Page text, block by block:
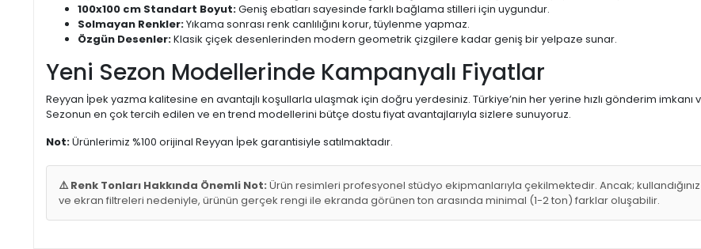
100x100 cm Standart Boyut:Geniş ebatları sayesinde farklı bağlama stilleri için uygundur.
Solmayan Renkler:Yıkama sonrası renk canlılığını korur, tüylenme yapmaz.
Özgün Desenler:Klasik çiçek desenlerinden modern geometrik çizgilere kadar geniş bir yelpaze sunar.
Yeni Sezon Modellerinde Kampanyalı Fiyatlar
Reyyan İpek yazma kalitesine en avantajlı koşullarla ulaşmak için doğru yerdesiniz. Türkiye’nin her yerine hızlı gönderim imkanı
Sezonun en çok tercih edilen ve en trend modellerini bütçe dostu fiyat avantajlarıyla sizlere sunuyoruz.
Not:Ürünlerimiz %100 orijinal Reyyan İpek garantisiyle satılmaktadır.
⚠️ Renk Tonları Hakkında Önemli Not: Ürün resimleri profesyonel stüdyo ekipmanlarıyla çekilmektedir. Ancak;
ve ekran filtreleri nedeniyle, ürünün gerçek rengi ile ekranda görünen ton arasında minimal (1-2 ton) farklar oluşabilir.